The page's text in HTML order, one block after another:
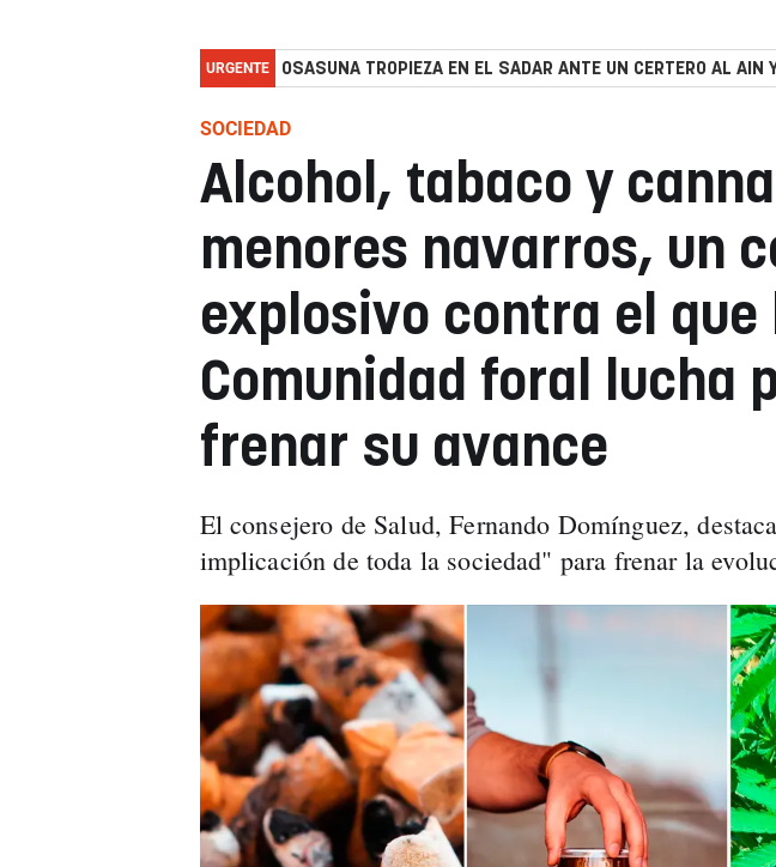
URGENTE OSASUNA TROPIEZA EN EL SADAR ANTE UN CERTERO AL
SOCIEDAD
Alcohol, tabaco y
menores navarros, un
explosivo contra el que
Comunidad foral lucha
frenar su avance
El consejero de Salud, Fernando Domínguez,
implicación de toda la sociedad" para frenar la